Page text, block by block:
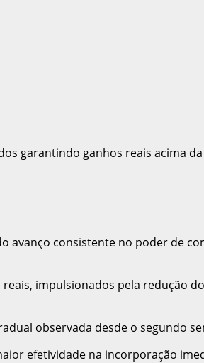
garantindo ganhos reais acima
avanço consistente no poder de
impulsionados pela redução
observada desde o segundo
efetividade na incorporação